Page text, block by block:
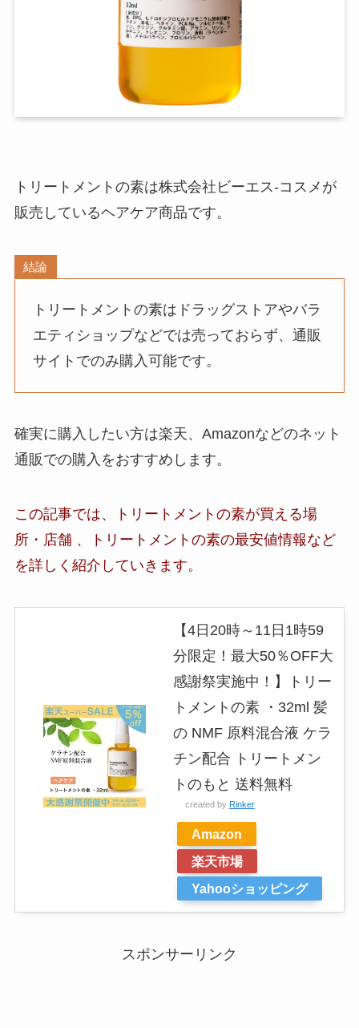
トリートメントの素は株式会社ビーエス-コスメが
販売しているヘアケア商品です。
結論
トリートメントの素はドラッグストアやバラ
エティショップなどでは売っておらず、通販
サイトでのみ購入可能です。
確実に購入したい方は楽天、Amazonなどのネット
通販での購入をおすすめします。
この記事では、トリートメントの素が買える場
所・店舗 、トリートメントの素の最安値情報など
を詳しく紹介していきます。
【4日20時～11日1時59
分限定！最大50％OFF大
感謝祭実施中！】トリー
トメントの素 ・32ml 髪
の NMF 原料混合液 ケラ
チン配合 トリートメン
トのもと 送料無料
created by Rinker
Amazon
楽天市場
Yahooショッピング
スポンサーリンク